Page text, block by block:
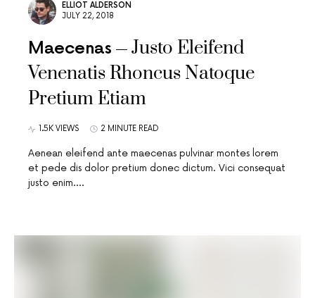
ELLIOT ALDERSON
JULY 22, 2018
Maecenas
Justo Eleifend
Venenatis Rhoncus Natoque
Pretium Etiam
1.5K VIEWS 2 MINUTE READ
Aenean eleifend ante maecenas pulvinar montes lorem
et pede dis dolor pretium donec dictum. Vici consequat
justo enim.…